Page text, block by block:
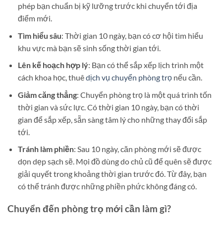
phép bạn chuẩn bị kỹ lưỡng trước khi chuyển tới địa
điểm mới.
Tìm hiểu sâu: Thời gian 10 ngày, bạn có cơ hội tìm hiểu
khu vực mà bạn sẽ sinh sống thời gian tới.
Lên kế hoạch hợp lý: Bạn có thể sắp xếp lịch trình một
cách khoa học, thuêdịch vụ chuyển phòng trọnếu cần.
Giảm căng thẳng: Chuyển phòng trọ là một quá trình tốn
thời gian và sức lực. Có thời gian 10 ngày, bạn có thời
gian để sắp xếp, sẵn sàng tâm lý cho những thay đổi sắp
tới.
Tránh làm phiền: Sau 10 ngày, căn phòng mới sẽ được
dọn dẹp sạch sẽ. Mọi đồ dùng do chủ cũ để quên sẽ được
giải quyết trong khoảng thời gian trước đó. Từ đây, bạn
có thể tránh được những phiền phức không đáng có.
Chuyển đến phòng trọ mới cần làm gì?